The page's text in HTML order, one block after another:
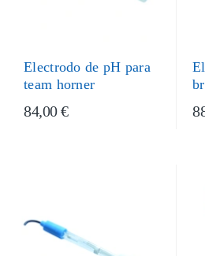
Electrodo de pH para
team horner
84,00 €